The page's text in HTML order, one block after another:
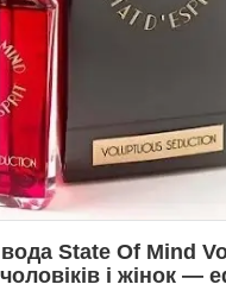
State Of Mind
і жінок —